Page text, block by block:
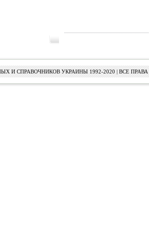
И СПРАВОЧНИКОВ УКРАИНЫ 1992-2020 | ВСЕ